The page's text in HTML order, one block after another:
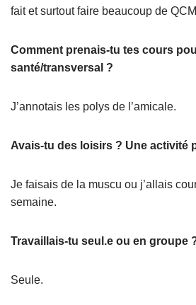
fait et surtout faire beaucoup de
Comment prenais-tu tes cours
santé/transversal ?
J’annotais les polys de l’amicale.
Avais-tu des loisirs ? Une activité
Je faisais de la muscu ou j’allais
semaine.
Travaillais-tu seul.e ou en groupe
Seule.